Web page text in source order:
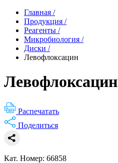
Главная /
Продукция /
Реагенты /
Микробиология /
Диски /
Левофлоксацин
Левофлоксацин
Распечатать
Поделиться
Кат. Номер: 66858